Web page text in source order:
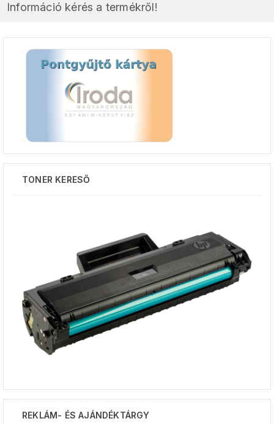
Információ kérés a termékről!
TONER KERESŐ
REKLÁM- ÉS AJÁNDÉKTÁRGY